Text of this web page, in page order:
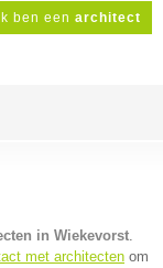
Ik ben een architect
in Wiekevorst.
met architecten om